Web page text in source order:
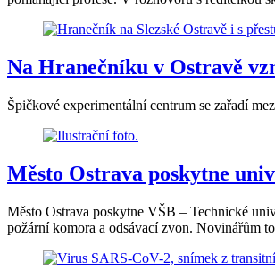
Na Hranečníku v Ostravě
Špičkové experimentální centrum se zařadí
Město Ostrava poskytne
Město Ostrava poskytne VŠB – Technické
požární komora a odsávací zvon. Novinářům